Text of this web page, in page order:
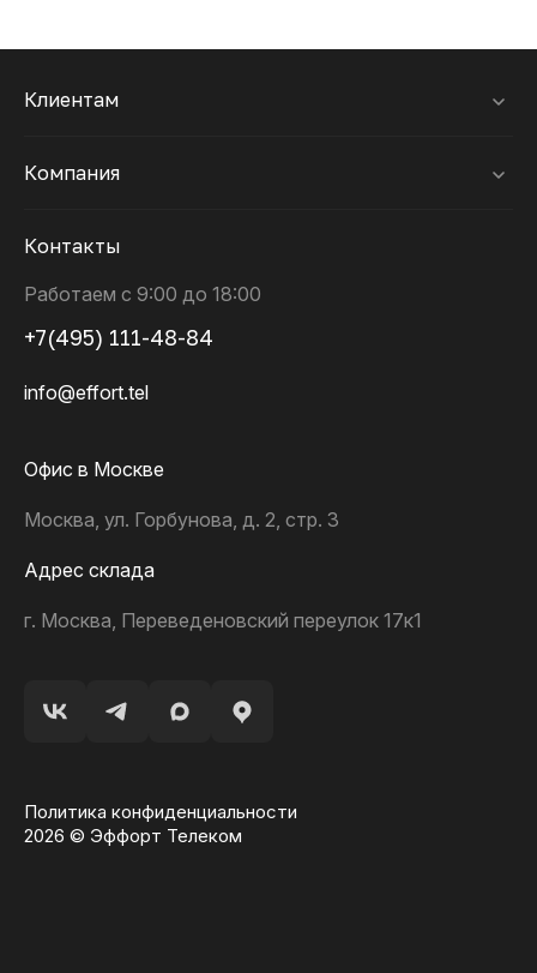
Клиентам
Компания
Контакты
Работаем с 9:00 до 18:00
+7(495) 111-48-84
info@effort.tel
Офис в Москве
Москва, ул. Горбунова, д. 2, стр. 3
Адрес склада
г. Москва, Переведеновский переулок 17к1
2026 © Эффорт Телеком
Политика конфиденциальности